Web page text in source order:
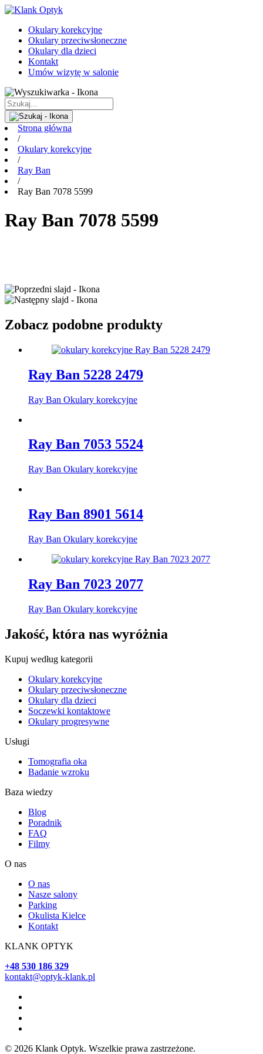
Okulary korekcyjne
Okulary przeciwsłoneczne
Okulary dla dzieci
Kontakt
Umów wizytę w salonie
Strona główna
/
Okulary korekcyjne
/
Ray Ban
/
Ray Ban 7078 5599
Ray Ban 7078 5599
Zobacz podobne produkty
Ray Ban 5228 2479
Ray Ban Okulary korekcyjne
Ray Ban 7053 5524
Ray Ban Okulary korekcyjne
Ray Ban 8901 5614
Ray Ban Okulary korekcyjne
Ray Ban 7023 2077
Ray Ban Okulary korekcyjne
Jakość, która nas wyróżnia
Kupuj według kategorii
Okulary korekcyjne
Okulary przeciwsłoneczne
Okulary dla dzieci
Soczewki kontaktowe
Okulary progresywne
Usługi
Tomografia oka
Badanie wzroku
Baza wiedzy
Blog
Poradnik
FAQ
Filmy
O nas
O nas
Nasze salony
Parking
Okulista Kielce
Kontakt
KLANK OPTYK
+48 530 186 329
kontakt@optyk-klank.pl
© 2026 Klank Optyk. Wszelkie prawa zastrzeżone.